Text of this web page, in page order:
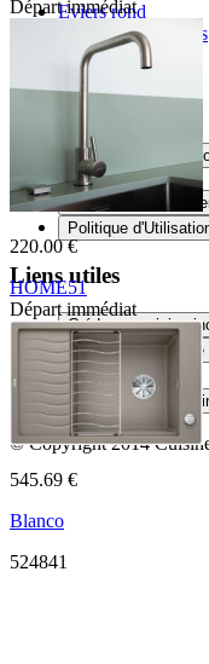
Départ immédiat
220.00 €
HOME51
K128W 03 16 2
Départ immédiat
545.69 €
Blanco
524841
Eviers rond
Eviers granit 2 bacs
Conditions et
Mentions Légales
Politique de
Politique
Liens utiles
Crédence cuisine
Douche sur mesure
Plateau en verre
Plan de travail
© Copyright 2014